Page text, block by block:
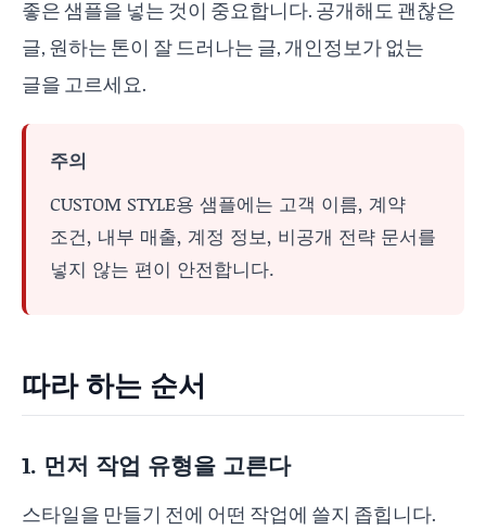
좋은 샘플을 넣는 것이 중요합니다. 공개해도 괜찮은
글, 원하는 톤이 잘 드러나는 글, 개인정보가 없는
글을 고르세요.
주의
CUSTOM STYLE용 샘플에는 고객 이름, 계약
조건, 내부 매출, 계정 정보, 비공개 전략 문서를
넣지 않는 편이 안전합니다.
따라 하는 순서
1. 먼저 작업 유형을 고른다
스타일을 만들기 전에 어떤 작업에 쓸지 좁힙니다.